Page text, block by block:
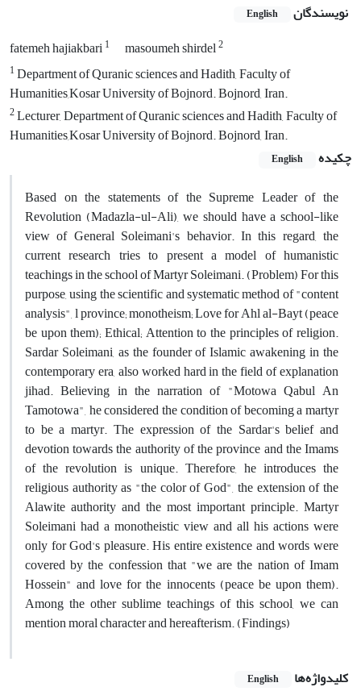
نویسندگان English
fatemeh hajiakbari1 masoumeh shirdel2
1Department of Quranic sciences and Hadith, Faculty of
Humanities,Kosar University of Bojnord. Bojnord, Iran.
2Lecturer, Department of Quranic sciences and Hadith, Faculty of
Humanities,Kosar University of Bojnord. Bojnord, Iran.
چکیده
English
Based on the statements of the Supreme Leader of the
Revolution (Madazla-ul-Ali), we should have a school-like
view of General Soleimani's behavior. In this regard, the
current research tries to present a model of humanistic
teachings in the school of Martyr Soleimani. (Problem) For this
purpose, using the scientific and systematic method of "content
analysis", l province; monotheism; Love for Ahl al-Bayt (peace
be upon them); Ethical; Attention to the principles of religion.
Sardar Soleimani, as the founder of Islamic awakening in the
contemporary era, also worked hard in the field of explanation
jihad. Believing in the narration of "Motowa Qabul An
Tamotowa", he considered the condition of becoming a martyr
to be a martyr. The expression of the Sardar's belief and
devotion towards the authority of the province and the Imams
of the revolution is unique. Therefore, he introduces the
religious authority as "the color of God", the extension of the
Alawite authority and the most important principle. Martyr
Soleimani had a monotheistic view and all his actions were
only for God's pleasure. His entire existence and words were
covered by the confession that "we are the nation of Imam
Hossein" and love for the innocents (peace be upon them).
Among the other sublime teachings of this school, we can
mention moral character and hereafterism. (Findings)
کلیدواژه‌ها English